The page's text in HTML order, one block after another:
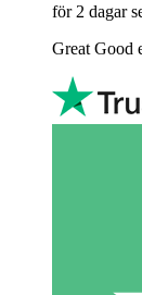
för 2 dagar
Great Good